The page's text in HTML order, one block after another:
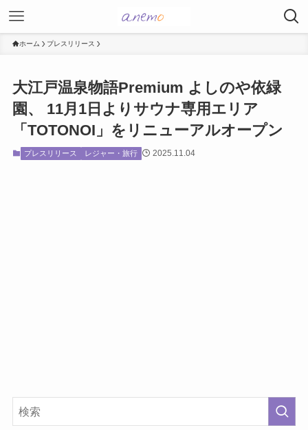
ホーム プレスリリース
大江戸温泉物語Premium よしのや依緑
園、 11月1日よりサウナ専用エリア
「TOTONOI」をリニューアルオープン
プレスリリース レジャー・旅行 2025.11.04